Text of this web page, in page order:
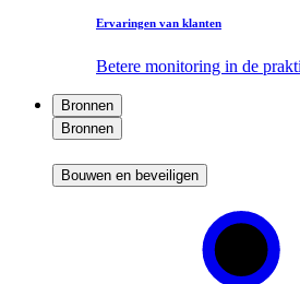
Ervaringen van klanten
Betere monitoring in de
Bronnen
Bronnen
Bouwen en beveiligen